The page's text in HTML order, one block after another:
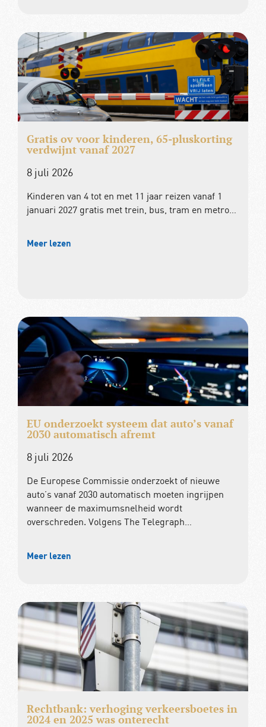
Gratis ov voor kinderen, 65-pluskorting
verdwijnt vanaf 2027
8 juli 2026
Kinderen van 4 tot en met 11 jaar reizen vanaf 1
januari 2027 gratis met trein, bus, tram en metro…
Meer lezen
EU onderzoekt systeem dat auto’s vanaf
2030 automatisch afremt
8 juli 2026
De Europese Commissie onderzoekt of nieuwe
auto’s vanaf 2030 automatisch moeten ingrijpen
wanneer de maximumsnelheid wordt
overschreden. Volgens The Telegraph…
Meer lezen
Rechtbank: verhoging verkeersboetes in
2024 en 2025 was onterecht